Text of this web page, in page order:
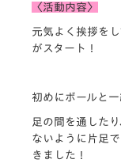
〈活動内容〉
元気よく挨拶を
がスタート！
初めにボールと
足の間を通した
ないように片足
きました！